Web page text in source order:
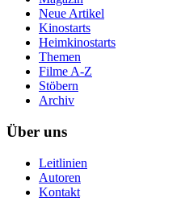
Neue Artikel
Kinostarts
Heimkinostarts
Themen
Filme A-Z
Stöbern
Archiv
Über uns
Leitlinien
Autoren
Kontakt